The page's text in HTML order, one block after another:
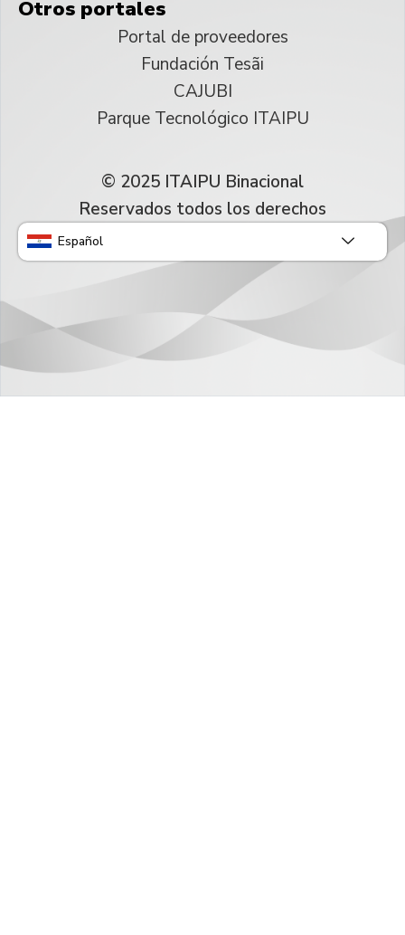
Otros portales
Portal de proveedores
Fundación Tesãi
CAJUBI
Parque Tecnológico ITAIPU
© 2025 ITAIPU Binacional
Reservados todos los derechos
Español